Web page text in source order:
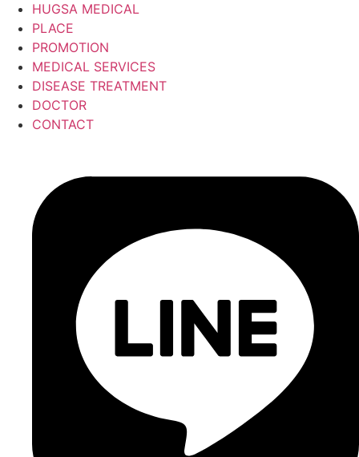
HUGSA MEDICAL
PLACE
PROMOTION
MEDICAL SERVICES
DISEASE TREATMENT
DOCTOR
CONTACT